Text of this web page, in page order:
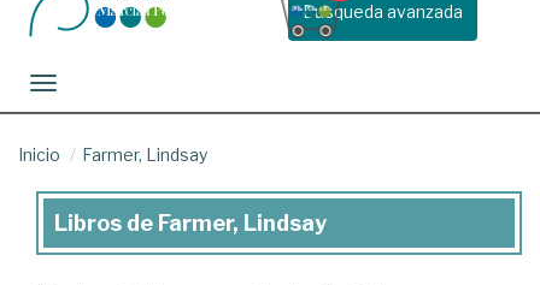
Busqueda avanzada
Toggle navigation
Inicio Farmer, Lindsay
Libros
Libros de Farmer, Lindsay